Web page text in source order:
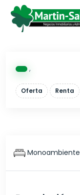
,
Oferta Renta
Monoambiente